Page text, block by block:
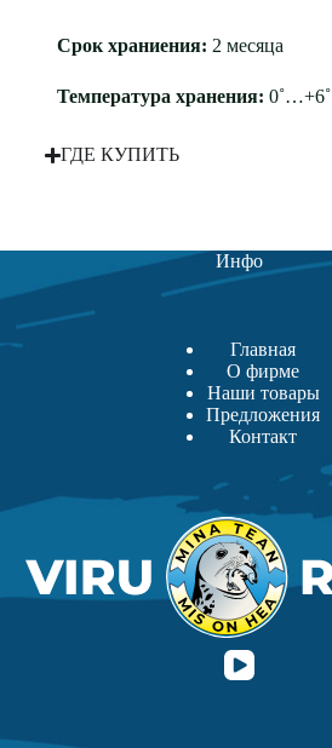
Срок храниения: 2 месяца
Температура хранения: 0˚…+6˚
ГДЕ КУПИТЬ
Инфо
Главная
О фирме
Наши товары
Предложения
Контакт